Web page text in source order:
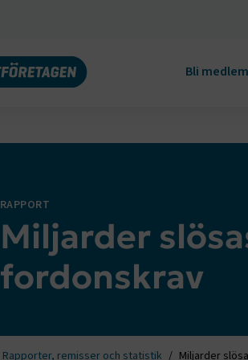
Bli medlem
RAPPORT
Miljarder
fordonskrav
Rapporter, remisser och statistik Miljarder